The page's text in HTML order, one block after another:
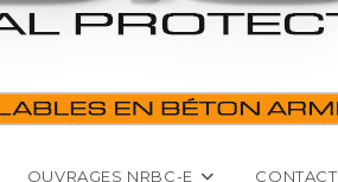
OUVRAGES NRBC-E CONTACT